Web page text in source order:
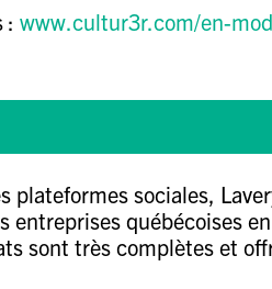
: www.cultur3r.com/en-
plateformes sociales,
entreprises québécoises
sont très complètes et